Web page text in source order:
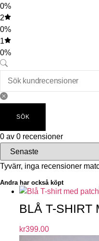
0%
2
0%
1
0%
SÖK
0 av 0 recensioner
Tyvärr, inga recensioner
Andra har också köpt
BLÅ T-SHIRT
kr399.00